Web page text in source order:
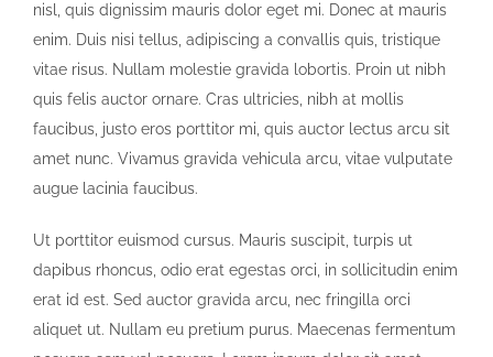
nisl, quis dignissim mauris dolor eget mi. Donec at mauris
enim. Duis nisi tellus, adipiscing a convallis quis, tristique
vitae risus. Nullam molestie gravida lobortis. Proin ut nibh
quis felis auctor ornare. Cras ultricies, nibh at mollis
faucibus, justo eros porttitor mi, quis auctor lectus arcu sit
amet nunc. Vivamus gravida vehicula arcu, vitae vulputate
augue lacinia faucibus.
Ut porttitor euismod cursus. Mauris suscipit, turpis ut
dapibus rhoncus, odio erat egestas orci, in sollicitudin enim
erat id est. Sed auctor gravida arcu, nec fringilla orci
aliquet ut. Nullam eu pretium purus. Maecenas fermentum